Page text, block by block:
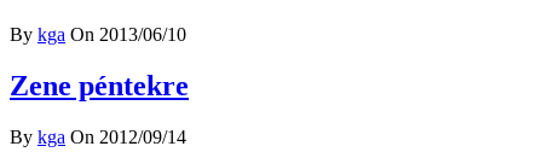
By kga On 2013/06/10
Zene péntekre
By kga On 2012/09/14